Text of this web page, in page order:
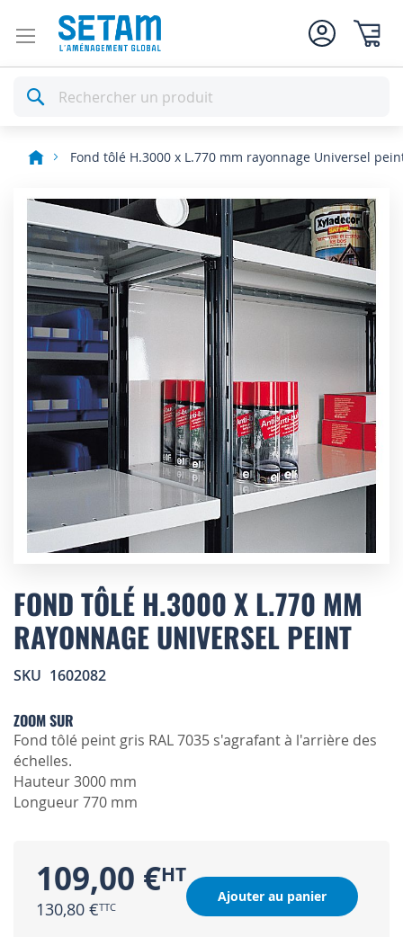
Rechercher
Fond tôlé H.3000 x L.770 mm rayonnage Universel
Skip
the
end
the
images
gallery
to
the
beginning
of
images
FOND TÔLÉ H.3000 X L.770 MM
RAYONNAGE UNIVERSEL PEINT
SKU 1602082
ZOOM SUR
Fond tôlé peint gris RAL 7035 s'agrafant à l'arrière des
échelles.
Hauteur 3000 mm
Longueur 770 mm
109,00 €
130,80 €
Ajouter au panier